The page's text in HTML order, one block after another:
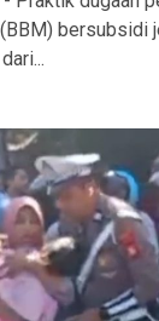
(BBM) bersubsidi